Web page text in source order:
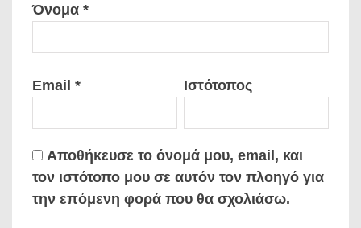
Όνομα *
Email * Ιστότοπος
Αποθήκευσε το όνομά μου, email, και
τον ιστότοπο μου σε αυτόν τον πλοηγό για
την επόμενη φορά που θα σχολιάσω.